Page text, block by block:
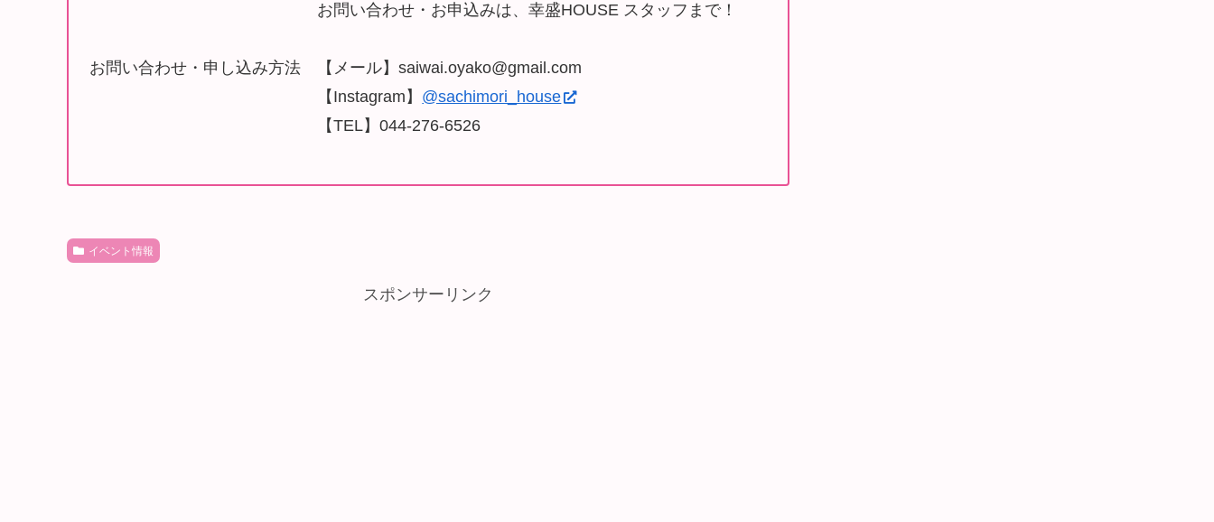
お問い合わせ・申し込み方法
お問い合わせ・お申込みは、幸盛HOUSE スタッフまで！
【メール】saiwai.oyako@gmail.com
【Instagram】 @sachimori_house
【TEL】044-276-6526
イベント情報
スポンサーリンク